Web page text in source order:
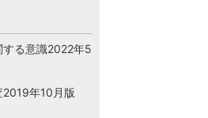
する意識2022年5
2019年10月版